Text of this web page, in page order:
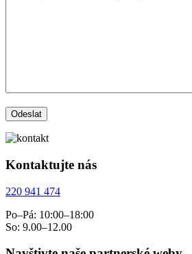
Kontaktujte nás
220 941 474
Po–Pá: 10:00–18:00
So: 9.00–12.00